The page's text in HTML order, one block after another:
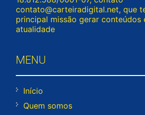
contato@carteiradigital.net, que
principal missão gerar conteúdos
atualidade
MENU
Início
Quem somos